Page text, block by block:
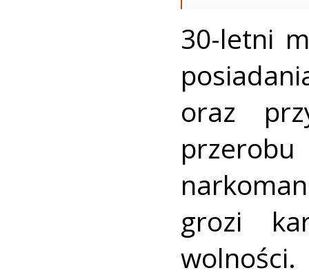
30-letni
oraz
przerobu
grozi
wolności.